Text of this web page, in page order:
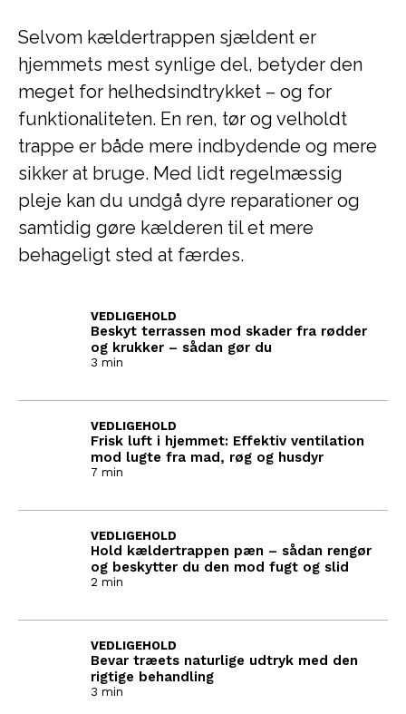
Selvom kældertrappen sjældent er
hjemmets mest synlige del, betyder den
meget for helhedsindtrykket – og for
funktionaliteten. En ren, tør og velholdt
trappe er både mere indbydende og mere
sikker at bruge. Med lidt regelmæssig
pleje kan du undgå dyre reparationer og
samtidig gøre kælderen til et mere
behageligt sted at færdes.
Beskyt terrassen mod skader fra rødder
og krukker – sådan gør du
VEDLIGEHOLD
3 min
Frisk luft i hjemmet: Effektiv ventilation
mod lugte fra mad, røg og husdyr
VEDLIGEHOLD
7 min
Hold kældertrappen pæn – sådan rengør
og beskytter du den mod fugt og slid
VEDLIGEHOLD
2 min
Bevar træets naturlige udtryk med den
rigtige behandling
VEDLIGEHOLD
3 min